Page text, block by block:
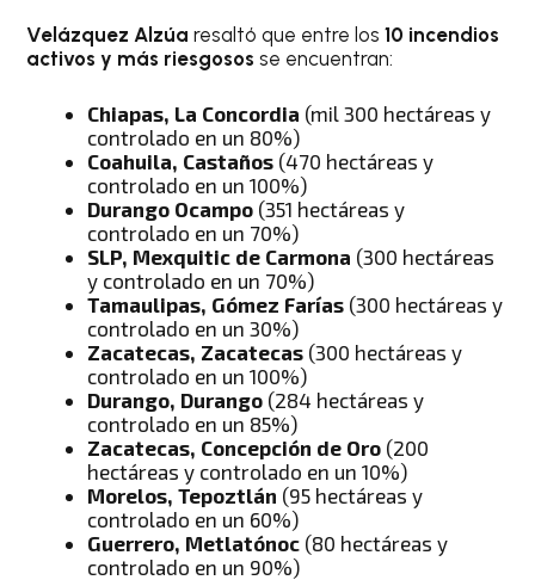
Velázquez Alzúa resaltó que entre los10 incendios
activos y más riesgososse encuentran:
Chiapas, La Concordia (mil 300 hectáreas y
controlado en un 80%)
Coahuila, Castaños (470 hectáreas y
controlado en un 100%)
Durango Ocampo (351 hectáreas y
controlado en un 70%)
SLP, Mexquitic de Carmona (300 hectáreas
y controlado en un 70%)
Tamaulipas, Gómez Farías (300 hectáreas y
controlado en un 30%)
Zacatecas, Zacatecas (300 hectáreas y
controlado en un 100%)
Durango, Durango (284 hectáreas y
controlado en un 85%)
Zacatecas, Concepción de Oro (200
hectáreas y controlado en un 10%)
Morelos, Tepoztlán (95 hectáreas y
controlado en un 60%)
Guerrero, Metlatónoc (80 hectáreas y
controlado en un 90%)